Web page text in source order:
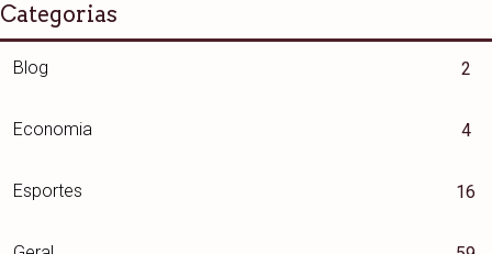
Categorias
Blog 2
Economia 4
Esportes 16